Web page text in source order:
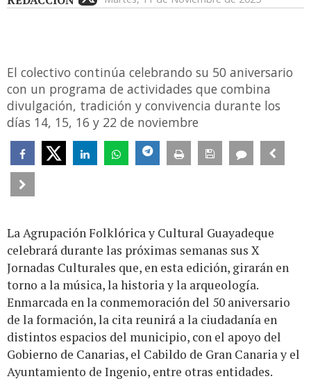
El colectivo continúa celebrando su 50 aniversario
con un programa de actividades que combina
divulgación, tradición y convivencia durante los
días 14, 15, 16 y 22 de noviembre
La Agrupación Folklórica y Cultural Guayadeque
celebrará durante las próximas semanas sus X
Jornadas Culturales que, en esta edición, girarán en
torno a la música, la historia y la arqueología.
Enmarcada en la conmemoración del 50 aniversario
de la formación, la cita reunirá a la ciudadanía en
distintos espacios del municipio, con el apoyo del
Gobierno de Canarias, el Cabildo de Gran Canaria y el
Ayuntamiento de Ingenio, entre otras entidades.